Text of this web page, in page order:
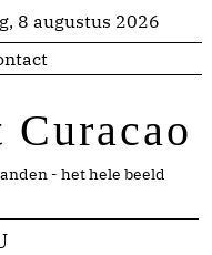
8 augustus 2026
- het hele beeld